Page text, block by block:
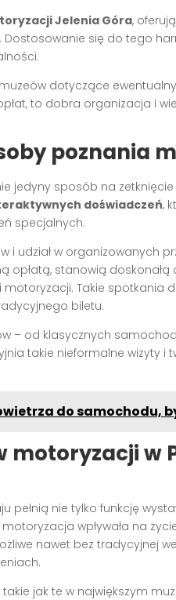
Jelenia Góra,
Dostosowanie się do tego
dotyczące
to dobra organizacja i
poznania
jedyny sposób na
doświadczeń,
specjalnych.
i udział w organizowanych
opłatą, stanowią
motoryzacji. Takie spotkania
biletu.
– od klasycznych
takie nieformalne wizyty i
do samochodu,
motoryzacji w
pełnią nie tylko funkcję
wpływała na
nawet bez tradycyjnej
jak te w największym